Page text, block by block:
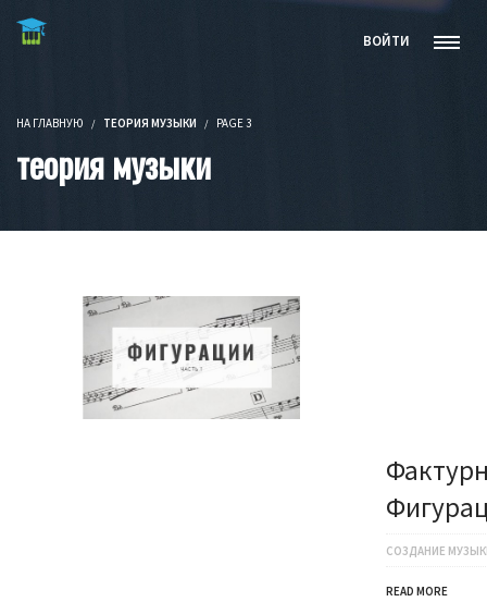
Бесплатные видеокурсы и книги
ВОЙТИ
НА ГЛАВНУЮ ТЕОРИЯ МУЗЫКИ PAGE 3
теория музыки
СОЗДАНИЕ
READ MORE